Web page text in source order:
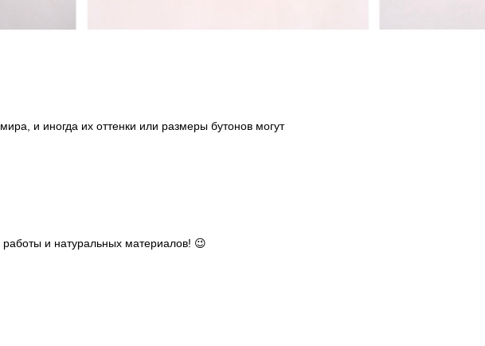
и иногда их оттенки или размеры бутонов могут
и натуральных материалов! 😉